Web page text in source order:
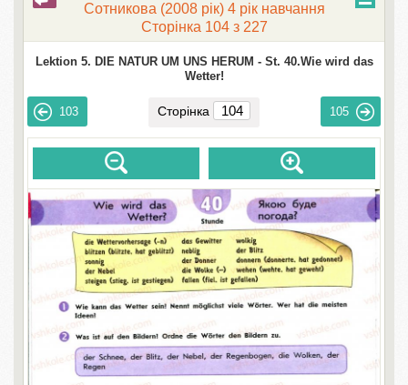
Сотникова (2008 рік) 4 рік навчання
Сторінка 104 з 227
Lektion 5. DIE NATUR UM UNS HERUM - St. 40.Wie wird das
Wetter!
103 Сторінка 105